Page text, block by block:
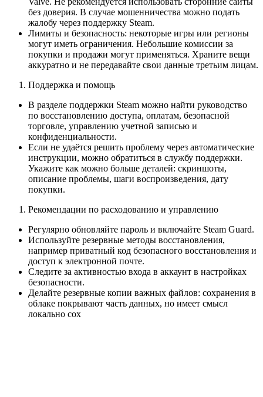
без доверия. В случае мошенничества можно подать
жалобу через поддержку Steam.
Лимиты и безопасность: некоторые игры или регионы
могут иметь ограничения. Небольшие комиссии за
покупки и продажи могут применяться. Храните вещи
аккуратно и не передавайте свои данные третьим лицам.
Поддержка и помощь
В разделе поддержки Steam можно найти руководство
по восстановлению доступа, оплатам, безопасной
торговле, управлению учетной записью и
конфиденциальности.
Если не удаётся решить проблему через автоматические
инструкции, можно обратиться в службу поддержки.
Укажите как можно больше деталей: скриншоты,
описание проблемы, шаги воспроизведения, дату
покупки.
Рекомендации по расходованию и управлению
Регулярно обновляйте пароль и включайте Steam Guard.
Используйте резервные методы восстановления,
например приватный код безопасного восстановления и
доступ к электронной почте.
Следите за активностью входа в аккаунт в настройках
безопасности.
Делайте резервные копии важных файлов: сохранения в
облаке покрывают часть данных, но имеет смысл
локально сох